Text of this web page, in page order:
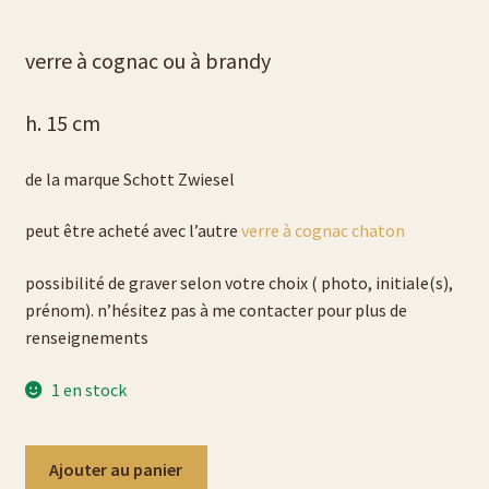
Liste verres à bière
gravure sur verre et cristal
liens
liste porte-clés
liste porte-monnaie
verre à cognac ou à brandy
h. 15 cm
de la marque Schott Zwiesel
peut être acheté avec l’autre verre à cognac chaton
possibilité de graver selon votre choix ( photo, initiale(s),
prénom). n’hésitez pas à me contacter pour plus de
renseignements
1 en stock
Ajouter au panier